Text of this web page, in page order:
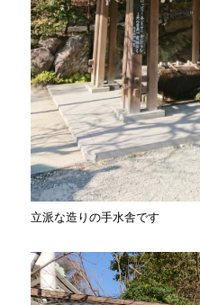
立派な造りの手水舎です